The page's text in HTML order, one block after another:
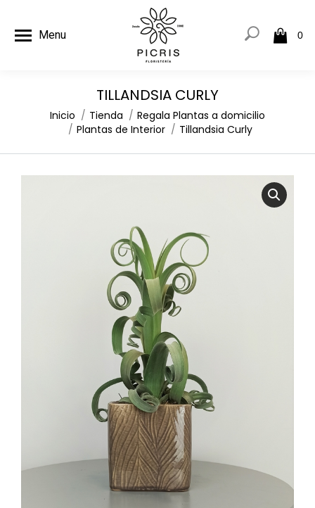
Menu 0
TILLANDSIA CURLY
Estás aquí:
Inicio Tienda
Regala Plantas a domicilio
Plantas de Interior
Tillandsia Curly